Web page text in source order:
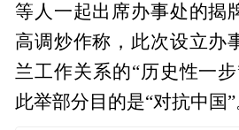
等人一起出席办事处的揭
高调炒作称，此次设立办
兰工作关系的“历史性一
此举部分目的是“对抗中国”